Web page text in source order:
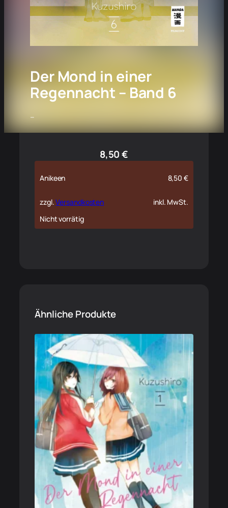
Der Mond in einer
Regennacht – Band 6
–
8,50€
Anikeen 8,50€
zzgl.Versandkosten
inkl. MwSt.
Nicht vorrätig
Ähnliche Produkte